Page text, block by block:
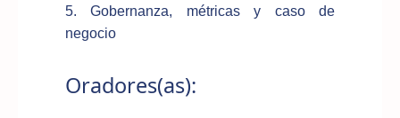
5. Gobernanza, métricas y caso de
negocio
Oradores(as):